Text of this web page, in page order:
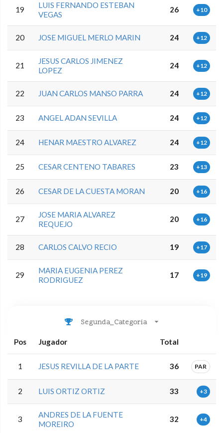
19
LUIS FERNANDO ESTEBAN
VEGAS
26 +10
20 JOSE MIGUEL MERLO MARIN 24 +12
21
JESUS CARLOS JIMENEZ
LOPEZ
24 +12
22 JUAN CARLOS MANSO PARRA 24 +12
23 ANGEL ADAN SEVILLA 24 +12
24 HENAR MAESTRO ALVAREZ 24 +12
25 CESAR CENTENO TABARES 23 +13
26 CESAR DE LA CUESTA MORAN 20 +16
27
JOSE MARIA ALVAREZ
REQUEJO
20 +16
28 CARLOS CALVO RECIO 19 +17
29
MARIA EUGENIA PEREZ
RODRIGUEZ
17 +19
Segunda_Categoria
Pos Jugador Total
1 JESUS REVILLA DE LA PARTE 36 PAR
2 LUIS ORTIZ ORTIZ 33 +3
3
ANDRES DE LA FUENTE
MOREIRO
32 +4